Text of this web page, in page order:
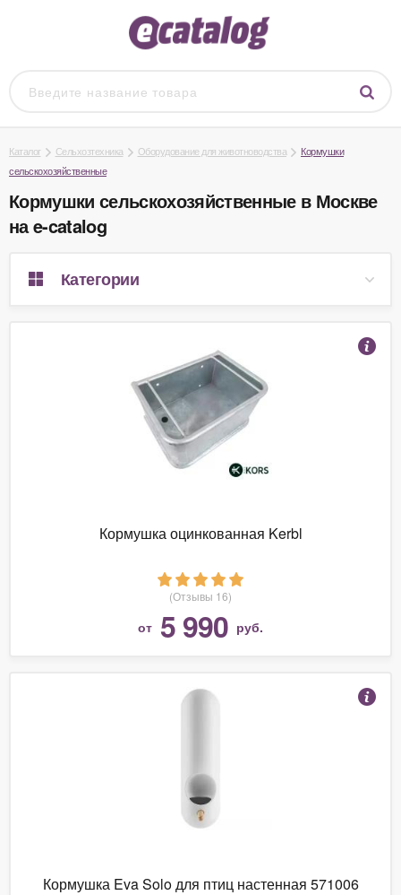
Каталог Сельхозтехника Оборудование для животноводства
Кормушки
сельскохозяйственные
Кормушки сельскохозяйственные в Москве
на e-catalog
Категории
Кормушка оцинкованная Kerbl
(Отзывы 16)
от 5 990 руб.
Кормушка Eva Solo для птиц настенная 571006